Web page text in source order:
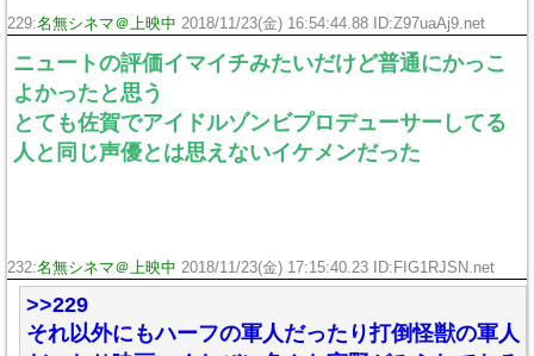
229:名無シネマ＠上映中 2018/11/23(金) 16:54:44.88 ID:Z97uaAj9.net
ニュートの評価イマイチみたいだけど普通にかっこ
よかったと思う
とても佐賀でアイドルゾンビプロデューサーしてる
人と同じ声優とは思えないイケメンだった
232:名無シネマ＠上映中 2018/11/23(金) 17:15:40.23 ID:FIG1RJSN.net
>>229
それ以外にもハーフの軍人だったり打倒怪獣の軍人